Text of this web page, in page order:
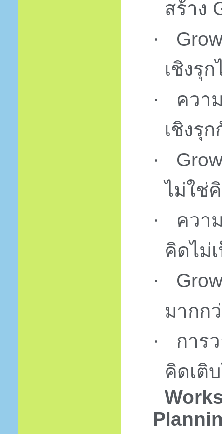
สร้าง
·
เชิงรุ
·
ควา
เชิงรุ
·
ไม่ใช่
·
ควา
คิดไม่
·
มากก
·
การ
คิดเติ